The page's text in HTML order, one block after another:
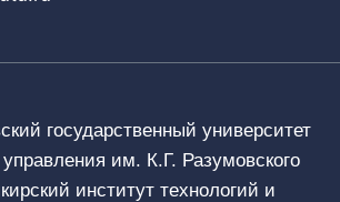
государственный университет
им. К.Г. Разумовского
институт технологий и